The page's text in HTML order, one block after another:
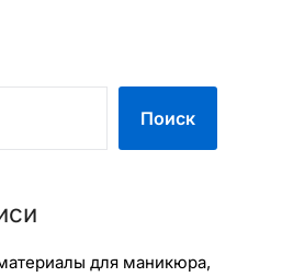
Поиск
для маникюра,